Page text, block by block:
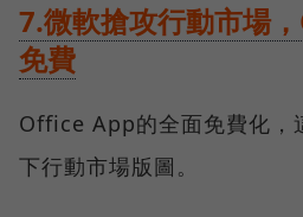
7.微軟搶攻行動市場
免費
Office App的全面免費化，
下行動市場版圖。